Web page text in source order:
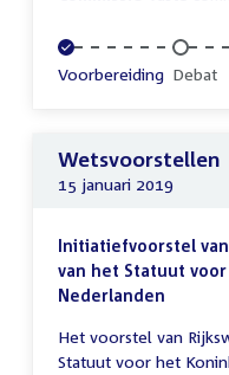
Voltooid:
Voorbereiding Debat
Wetsvoorstellen
15 januari 2019
Initiatiefvoorstel
van het Statuut
Nederlanden
Het voorstel van
Statuut voor het